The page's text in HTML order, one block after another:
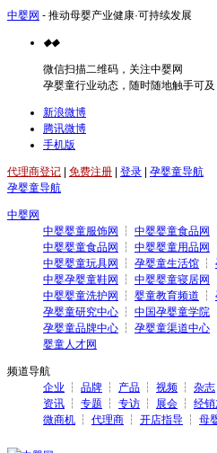
中婴网 - 推动母婴产业健康·可持续发展
◆◆
微信扫描二维码，关注中婴网
孕婴童行业动态，随时随地触手可及
新浪微博
腾讯微博
手机版
代理商登记 免费注册 登录
孕婴童导航
孕婴童导航
中婴网
中婴婴童服饰网
┆ 中婴婴童食品网
中婴婴童食品网
┆ 中婴婴童用品网
中婴婴童玩具网
┆ 孕婴童生活馆 ┆
中婴孕婴童鞋网
┆ 中婴婴童寝居网
中婴婴童洗护网
┆ 婴童教育频道 ┆
孕婴童研究中心 ┆ 中国孕婴童学院
孕婴童品牌中心 ┆ 孕婴童渠道中心
婴童人才网
频道导航
企业 ┆ 品牌 ┆ 产品 ┆ 视频 ┆ 杂志
资讯 ┆ 专题 ┆ 专访 ┆ 展会 ┆ 经销
微商机 ┆ 代理商 ┆ 开店指导 ┆ 母